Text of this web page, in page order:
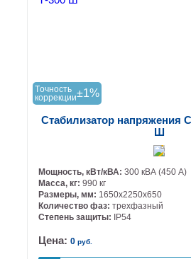
Tочность
коррекции±1%
Стабилизатор напряжения
Ш
Мощность, кВт/кВА: 300 кВА (450 А)
Масса, кг: 990 кг
Размеры, мм: 1650х2250х650
Количество фаз: трехфазный
Степень защиты: IP54
Цена: 0 руб.